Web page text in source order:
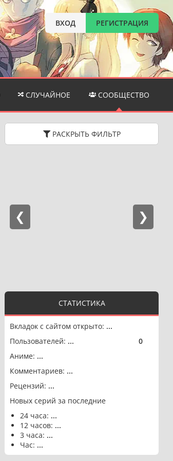
ВХОД РЕГИСТРАЦИЯ
СЛУЧАЙНОЕ СООБЩЕСТВО
РАСКРЫТЬ ФИЛЬТР
СТАТИСТИКА
Вкладок с сайтом открыто: ...
Пользователей: ... 0
Аниме: ...
Комментариев: ...
Рецензий: ...
Новых серий за последние
24 часа: ...
12 часов: ...
3 часа: ...
Час: ...